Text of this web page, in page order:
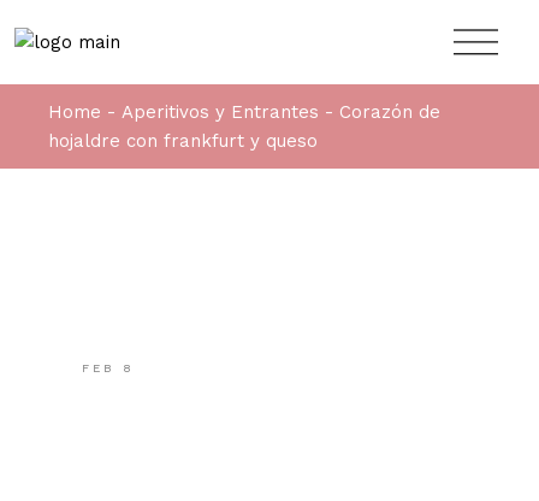
Home Aperitivos y Entrantes
Corazón de
hojaldre con frankfurt y queso
FEB 8